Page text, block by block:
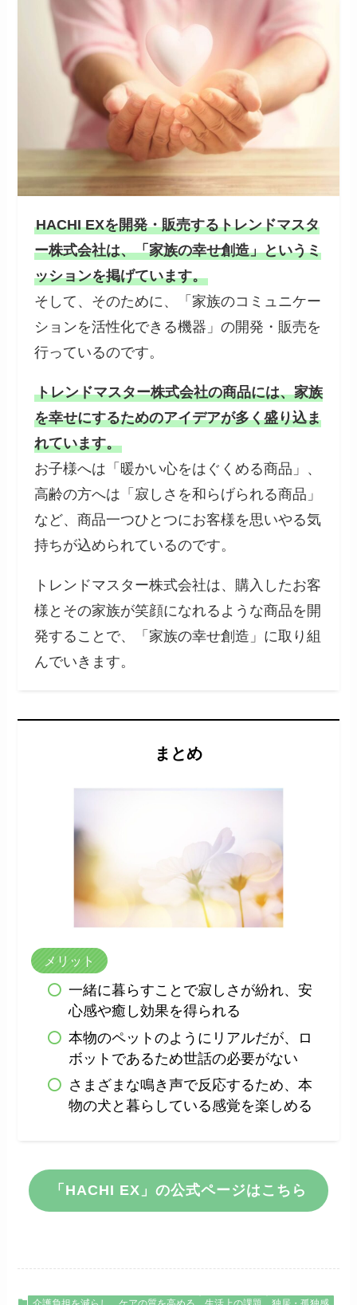
HACHI EXを開発・販売するトレンドマスタ
ー株式会社は、「家族の幸せ創造」というミ
ッションを掲げています。
そして、そのために、「家族のコミュニケー
ションを活性化できる機器」の開発・販売を
行っているのです。
トレンドマスター株式会社の商品には、家族
を幸せにするためのアイデアが多く盛り込ま
れています。
お子様へは「暖かい心をはぐくめる商品」、
高齢の方へは「寂しさを和らげられる商品」
など、商品一つひとつにお客様を思いやる気
持ちが込められているのです。
トレンドマスター株式会社は、購入したお客
様とその家族が笑顔になれるような商品を開
発することで、「家族の幸せ創造」に取り組
んでいきます。
まとめ
メリット
一緒に暮らすことで寂しさが紛れ、安
心感や癒し効果を得られる
本物のペットのようにリアルだが、ロ
ボットであるため世話の必要がない
さまざまな鳴き声で反応するため、本
物の犬と暮らしている感覚を楽しめる
「HACHI EX」の公式ページはこちら